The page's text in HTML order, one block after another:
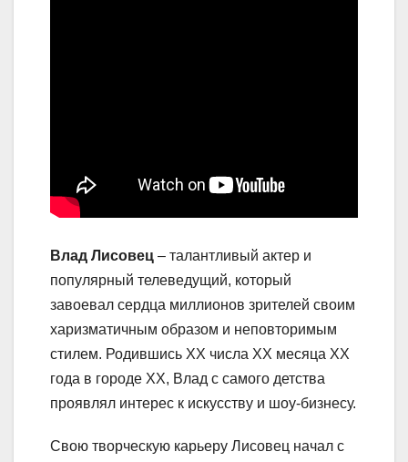
Влад Лисовец – талантливый актер и
популярный телеведущий, который
завоевал сердца миллионов зрителей своим
харизматичным образом и неповторимым
стилем. Родившись XX числа ХХ месяца ХХ
года в городе ХХ, Влад с самого детства
проявлял интерес к искусству и шоу-бизнесу.
Свою творческую карьеру Лисовец начал с